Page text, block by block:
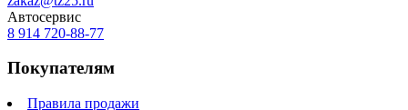
Автосервис
8 914 720-88-77
Покупателям
Правила продажи